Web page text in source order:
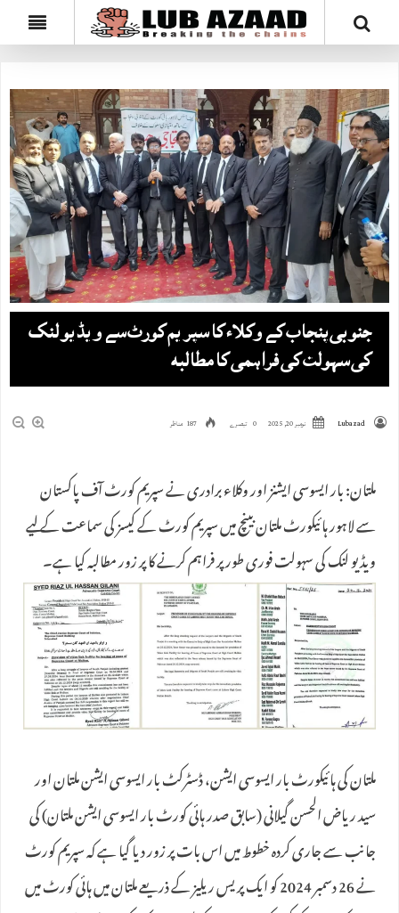
جنوبی پنجاب کے وکلاء کا سپریم کورٹ سے ویڈیو لنک
کی سہولت کی فراہمی کا مطالبہ
Lubazad نومبر 20, 2025 0 تبصرے 187 مناظر
​ملتان: بار ایسوسی ایشنز اور وکلاء برادری نے سپریم کورٹ آف پاکستان
سے لاہور ہائیکورٹ ملتان بینچ میں سپریم کورٹ کے کیسز کی سماعت کے لیے
ویڈیو لنک کی سہولت فوری طور پر فراہم کرنے کا پر زور مطالبہ کیا ہے۔
ملتان کی ہائیکورٹ بار ایسوسی ایشن، ڈسٹرکٹ بار ایسوسی ایشن ملتان اور
سید ریاض الحسن گیلانی (سابق صدر ہائی کورٹ بار ایسوسی ایشن ملتان) کی
جانب سے جاری کردہ خطوط میں اس بات پر زور دیا گیا ہے کہ سپریم کورٹ
نے 26 دسمبر 2024 کو ایک پریس ریلیز کے ذریعے ملتان میں ہائی کورٹ میں